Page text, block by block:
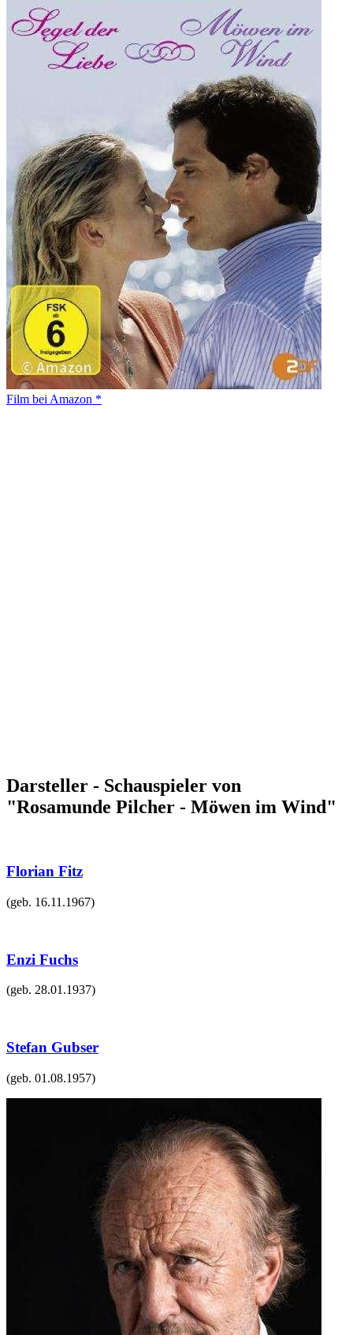
Film bei Amazon *
Darsteller - Schauspieler von
"Rosamunde Pilcher - Möwen im Wind"
Florian Fitz
(geb. 16.11.1967)
Enzi Fuchs
(geb. 28.01.1937)
Stefan Gubser
(geb. 01.08.1957)